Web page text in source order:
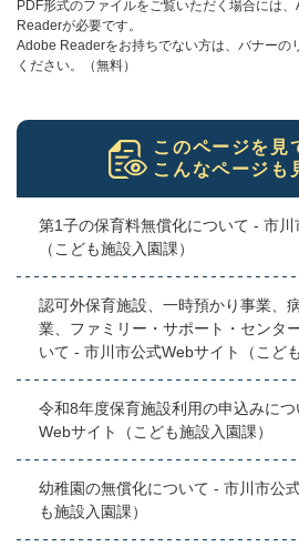
PDF形式のファイルをご覧いただく場合には
Readerが必要です。
Adobe Readerをお持ちでない方は、バナーの
ください。（無料）
このページを見
こんなページも
第1子の保育料無償化について - 市川
（こども施設入園課）
認可外保育施設、一時預かり事業、
業、ファミリー・サポート・センタ
いて - 市川市公式Webサイト（こど
令和8年度保育施設利用の申込みに
Webサイト（こども施設入園課）
幼稚園の無償化について - 市川市公
も施設入園課）